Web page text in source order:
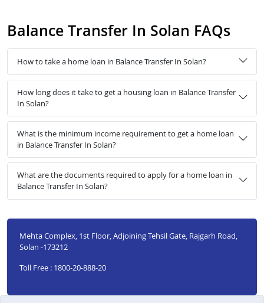
Balance Transfer In Solan FAQs
How to take a home loan in Balance Transfer In Solan?
How long does it take to get a housing loan in Balance Transfer
In Solan?
What is the minimum income requirement to get a home loan
in Balance Transfer In Solan?
What are the documents required to apply for a home loan in
Balance Transfer In Solan?
Mehta Complex, 1st Floor, Adjoining Tehsil Gate, Rajgarh Road,
Solan -173212
Toll Free : 1800-20-888-20